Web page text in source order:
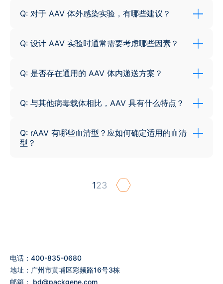
Q: 对于 AAV 体外感染实验，有哪些建议？
Q: 设计 AAV 实验时通常需要考虑哪些因素？
Q: 是否存在通用的 AAV 体内递送方案？
Q: 与其他病毒载体相比，AAV 具有什么特点？
Q: rAAV 有哪些血清型？应如何确定适用的血清
型？
123
电话：400-835-0680
地址：广州市黄埔区彩频路16号3栋
邮箱：
bd@packgene.com